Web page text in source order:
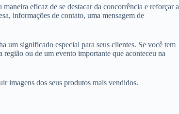
eficaz de se destacar da concorrência e reforçar a
informações de contato, uma mensagem de
um significado especial para seus clientes. Se você tem
ou de um evento importante que aconteceu na
imagens dos seus produtos mais vendidos.